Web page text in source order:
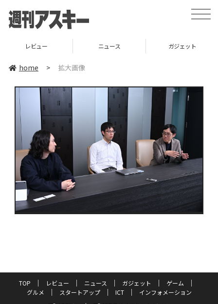
toggle
レビュー ニュース ガジェット
home > 拡大画像
TOP レビュー ニュース ガジェット
ゲーム
グルメ
スタートアップ ICT
インフォメーション